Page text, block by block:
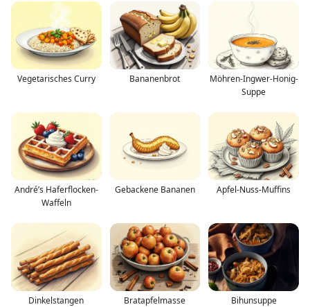
Vegetarisches Curry Bananenbrot
Möhren-Ingwer-Honig-
Suppe
André’s Haferflocken-
Waffeln
Gebackene Bananen Apfel-Nuss-Muffins
Dinkelstangen Bratapfelmasse Bihunsuppe